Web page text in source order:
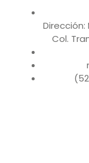
Dirección:
Col.